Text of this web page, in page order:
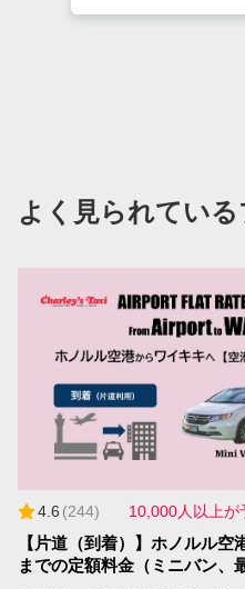
よく見られている
4.6 (244) 10,000人以上が
【片道（到着）】ホノルル空
までの定額料金（ミニバン、